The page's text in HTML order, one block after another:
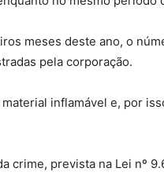
meses deste ano, o
pela corporação.
inflamável e, por
crime, prevista na Lei nº